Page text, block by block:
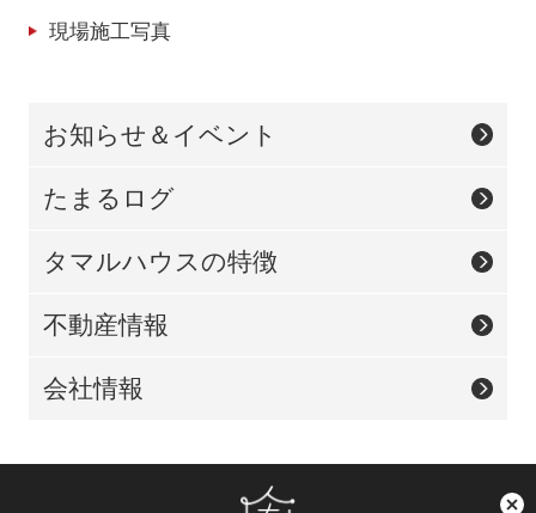
現場施工写真
お知らせ＆イベント
たまるログ
タマルハウスの特徴
不動産情報
会社情報